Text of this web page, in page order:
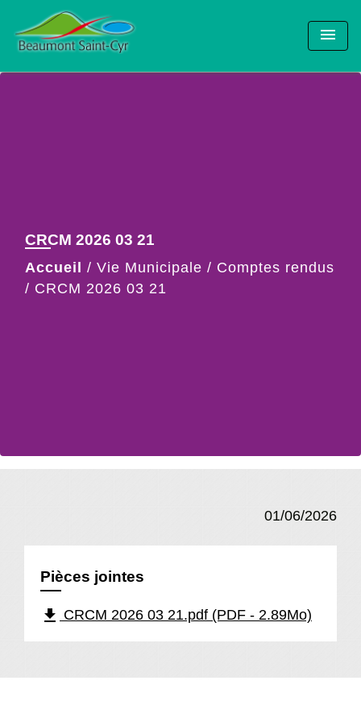
menu
CRCM 2026 03 21
Accueil / Vie Municipale / Comptes rendus
/ CRCM 2026 03 21
01/06/2026
Pièces jointes
file_download CRCM 2026 03 21.pdf (PDF - 2.89Mo)